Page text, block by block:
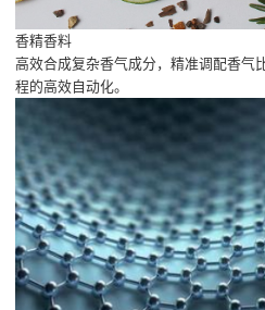
香精香料
高效合成复杂香气成分，精准调配香气
程的高效自动化。